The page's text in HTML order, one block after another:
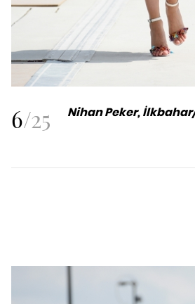
6/25 Nihan Peker, İlkbahar/